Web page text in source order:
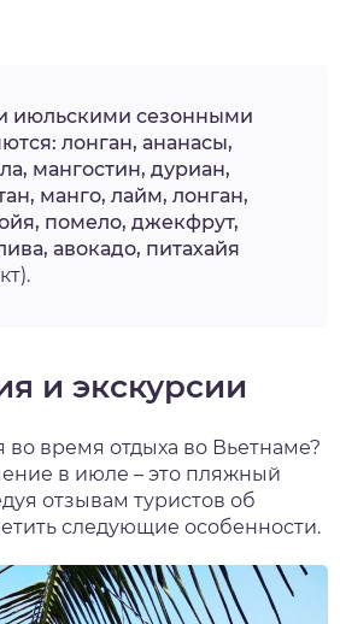
июльскими сезонными
лонган, ананасы,
мангостин, дуриан,
манго, лайм, лонган,
помело, джекфрут,
авокадо, питахайя
и экскурсии
во время отдыха во Вьетнаме?
в июле – это пляжный
отзывам туристов об
следующие особенности.